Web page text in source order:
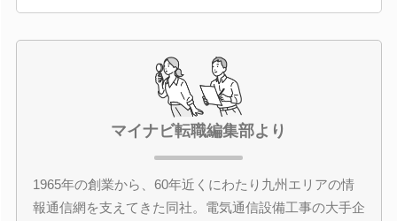
マイナビ転職編集部より
1965年の創業から、60年近くにわたり九州エリアの情
報通信網を支えてきた同社。電気通信設備工事の大手企